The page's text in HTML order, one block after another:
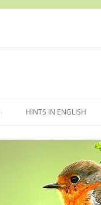
Inhalt
HINTS IN ENGLISH